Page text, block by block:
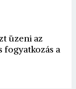
üzeni az
fogyatkozás a